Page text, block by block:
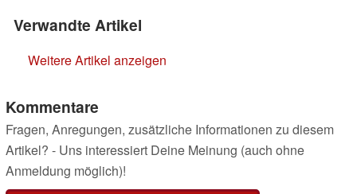
Verwandte Artikel
Weitere Artikel anzeigen
Kommentare
Fragen, Anregungen, zusätzliche Informationen zu diesem
Artikel? - Uns interessiert Deine Meinung (auch ohne
Anmeldung möglich)!